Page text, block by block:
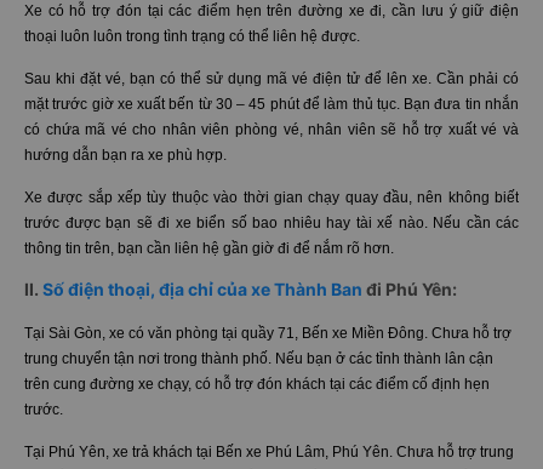
Xe có hỗ trợ đón tại các điểm hẹn trên đường xe đi, cần lưu ý giữ điện
thoại luôn luôn trong tình trạng có thể liên hệ được.
Sau khi đặt vé, bạn có thể sử dụng mã vé điện tử để lên xe. Cần phải có
mặt trước giờ xe xuất bến từ 30 – 45 phút để làm thủ tục. Bạn đưa tin nhắn
có chứa mã vé cho nhân viên phòng vé, nhân viên sẽ hỗ trợ xuất vé và
hướng dẫn bạn ra xe phù hợp.
Xe được sắp xếp tùy thuộc vào thời gian chạy quay đầu, nên không biết
trước được bạn sẽ đi xe biển số bao nhiêu hay tài xế nào. Nếu cần các
thông tin trên, bạn cần liên hệ gần giờ đi để nắm rõ hơn.
II. Số điện thoại, địa chỉ của xe Thành Ban đi Phú Yên:
Tại Sài Gòn, xe có văn phòng tại quầy 71, Bến xe Miền Đông. Chưa hỗ trợ
trung chuyển tận nơi trong thành phố. Nếu bạn ở các tỉnh thành lân cận
trên cung đường xe chạy, có hỗ trợ đón khách tại các điểm cố định hẹn
trước.
Tại Phú Yên, xe trả khách tại Bến xe Phú Lâm, Phú Yên. Chưa hỗ trợ trung